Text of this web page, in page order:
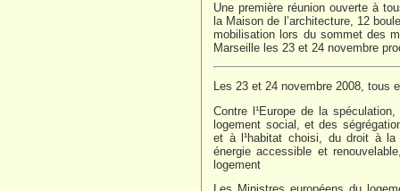
Une première réunion ouverte à
la Maison de l’architecture, 12
mobilisation lors du sommet des
Marseille les 23 et 24 novembre
Les 23 et 24 novembre 2008, tous
Contre l¹Europe de la
logement social, et des
et à l¹habitat choisi, du droit à
énergie accessible et
logement